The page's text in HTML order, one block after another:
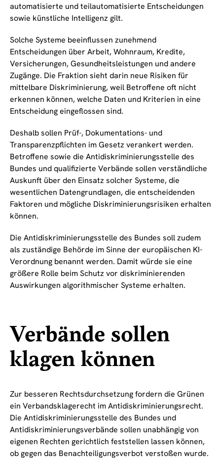
automatisierte und teilautomatisierte Entscheidungen
sowie künstliche Intelligenz gilt.
Solche Systeme beeinflussen zunehmend
Entscheidungen über Arbeit, Wohnraum, Kredite,
Versicherungen, Gesundheitsleistungen und andere
Zugänge. Die Fraktion sieht darin neue Risiken für
mittelbare Diskriminierung, weil Betroffene oft nicht
erkennen können, welche Daten und Kriterien in eine
Entscheidung eingeflossen sind.
Deshalb sollen Prüf-, Dokumentations- und
Transparenzpflichten im Gesetz verankert werden.
Betroffene sowie die Antidiskriminierungsstelle des
Bundes und qualifizierte Verbände sollen verständliche
Auskunft über den Einsatz solcher Systeme, die
wesentlichen Datengrundlagen, die entscheidenden
Faktoren und mögliche Diskriminierungsrisiken erhalten
können.
Die Antidiskriminierungsstelle des Bundes soll zudem
als zuständige Behörde im Sinne der europäischen KI-
Verordnung benannt werden. Damit würde sie eine
größere Rolle beim Schutz vor diskriminierenden
Auswirkungen algorithmischer Systeme erhalten.
Verbände sollen
klagen können
Zur besseren Rechtsdurchsetzung fordern die Grünen
ein Verbandsklagerecht im Antidiskriminierungsrecht.
Die Antidiskriminierungsstelle des Bundes und
Antidiskriminierungsverbände sollen unabhängig von
eigenen Rechten gerichtlich feststellen lassen können,
ob gegen das Benachteiligungsverbot verstoßen wurde.